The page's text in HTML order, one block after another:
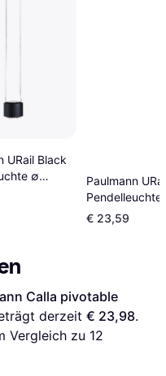
URail Black
∅
Paulmann
Pendelleuchte
€ 23,59
Calla pivotable
derzeit € 23,98.
Vergleich zu 12